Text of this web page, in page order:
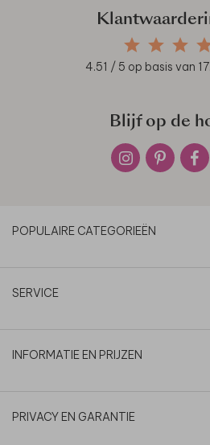
4.51 / 5 op basis van
Blijf op de
POPULAIRE CATEGORIEËN
SERVICE
INFORMATIE EN PRIJZEN
PRIVACY EN GARANTIE